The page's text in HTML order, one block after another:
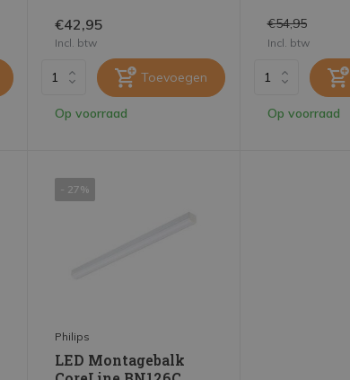
€42,95
Incl. btw
Toevoegen
Op voorraad
€54,95
Incl. btw
Op voorraad
- 27%
Philips
LED Montagebalk